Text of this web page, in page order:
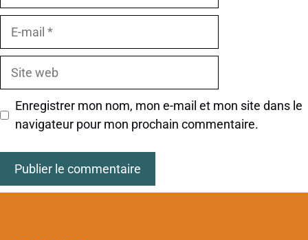
Site
Enregistrer mon nom, mon e-mail et mon site dans le
navigateur pour mon prochain commentaire.